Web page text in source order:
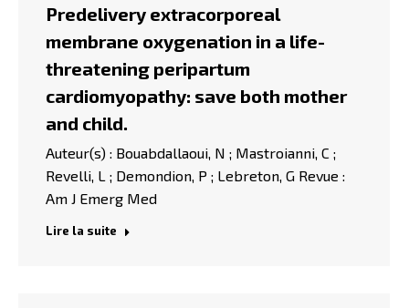
Predelivery extracorporeal
membrane oxygenation in a life-
threatening peripartum
cardiomyopathy: save both mother
and child.
Auteur(s) : Bouabdallaoui, N ; Mastroianni, C ;
Revelli, L ; Demondion, P ; Lebreton, G Revue :
Am J Emerg Med
Lire la suite